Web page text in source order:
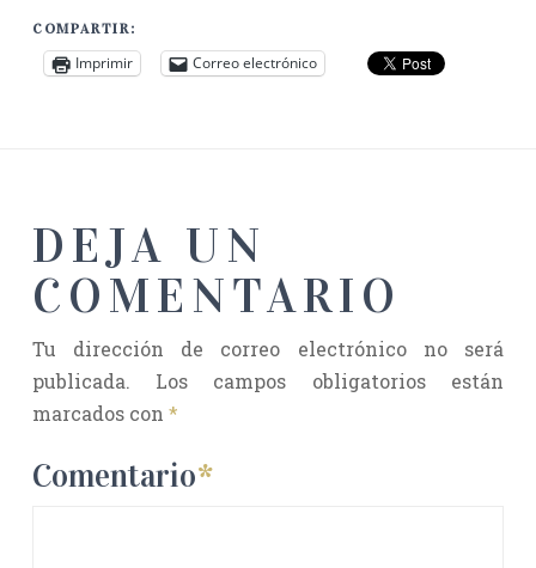
COMPARTIR:
Imprimir Correo electrónico
DEJA UN
COMENTARIO
Tu dirección de correo electrónico no será
publicada.
Los campos obligatorios están
marcados con *
Comentario*